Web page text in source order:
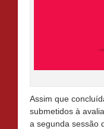
Assim que
submetidos à
a segunda sessão